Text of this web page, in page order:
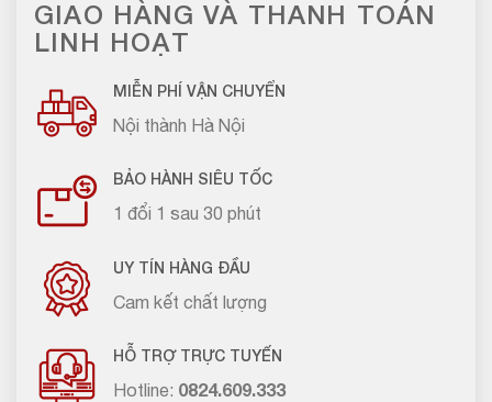
GIAO HÀNG VÀ THANH TOÁN
LINH HOẠT
MIỄN PHÍ VẬN CHUYỂN
Nội thành Hà Nội
BẢO HÀNH SIÊU TỐC
1 đổi 1 sau 30 phút
UY TÍN HÀNG ĐẦU
Cam kết chất lượng
HỖ TRỢ TRỰC TUYẾN
Hotline: 0824.609.333